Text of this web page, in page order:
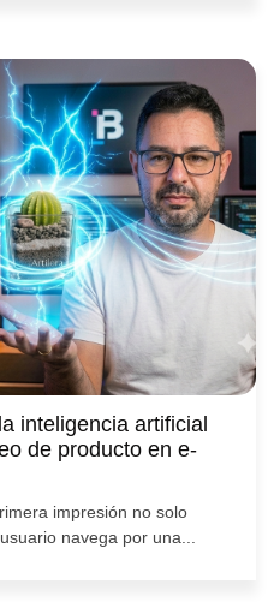
inteligencia artificial
de producto en e-
impresión no solo
navega por una...